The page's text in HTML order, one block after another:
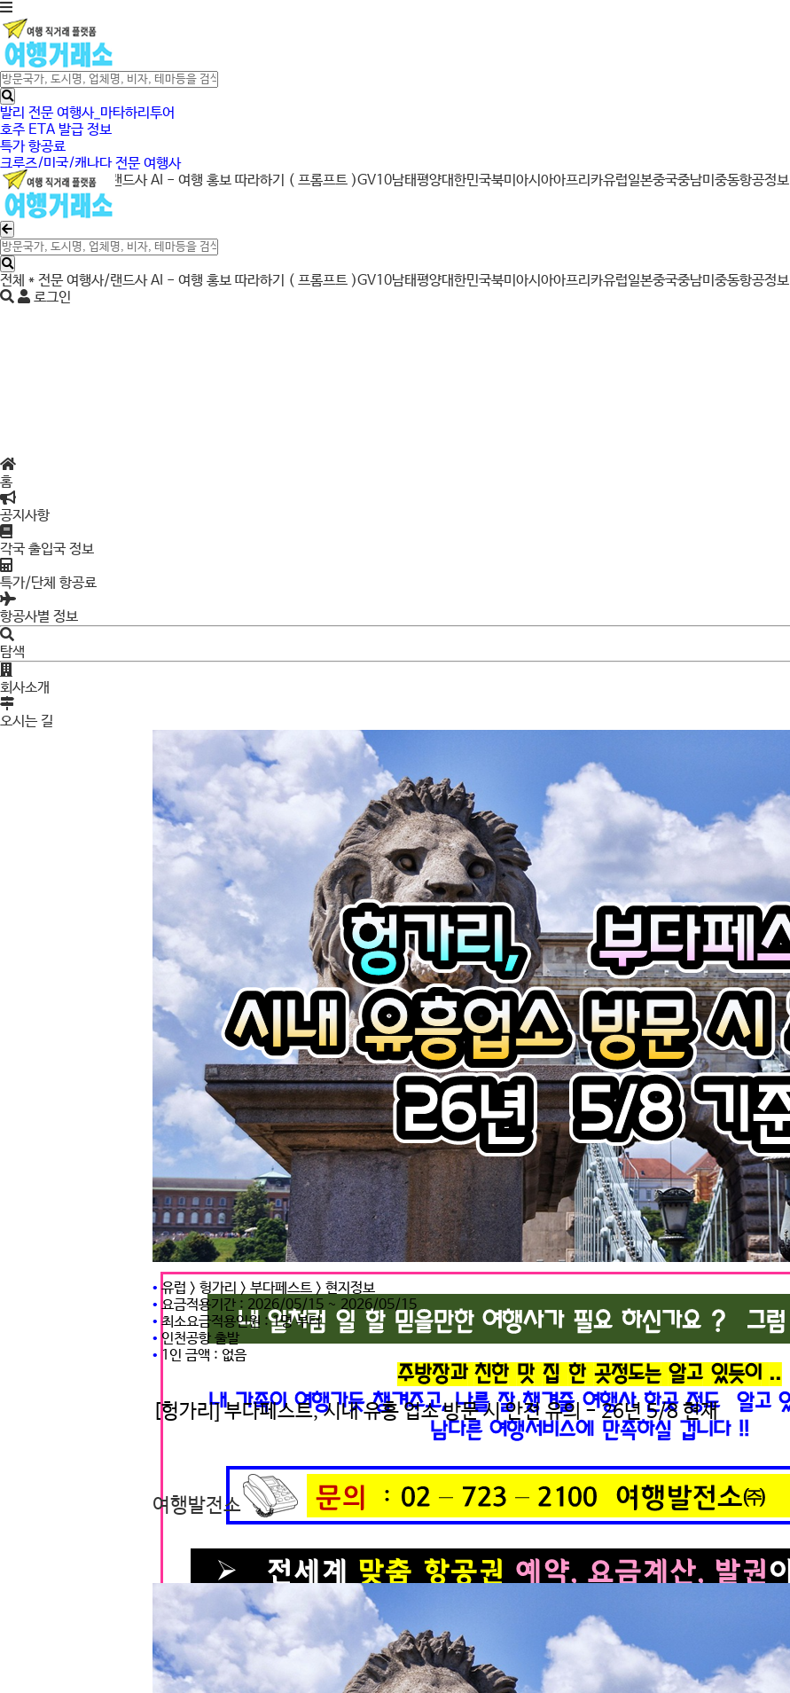
발리 전문 여행사_마타하리투어
호주 ETA 발급 정보
특가 항공료
크루즈/미국/캐나다 전문 여행사
전체 * 전문 여행사/랜드사AI - 여행 홍보 따라하기 ( 프롬프트 )GV10남태평양대한민국북미 아시아아프리카유럽일본중국중남미 중동항공정보
로그인
전체 * 전문 여행사/랜드사AI - 여행 홍보 따라하기 ( 프롬프트 )GV10남태평양대한민국북미 아시아아프리카유럽일본중국중남미 중동항공정보
로그인
홈
공지사항
각국 출입국 정보
특가/단체 항공료
항공사별 정보
탐색
회사소개
오시는 길
• 유럽 > 헝가리 > 부다페스트 > 현지정보
• 요금적용기간 : 2026/05/15 ~ 2026/05/15
• 최소요금적용인원 : 1명 부터
• 인천공항 출발
• 1인 금액 : 없음
[헝가리] 부다페스트, 시내 유흥 업소 방문 시 안전 유의 - 26년 5/8 현재
여행발전소